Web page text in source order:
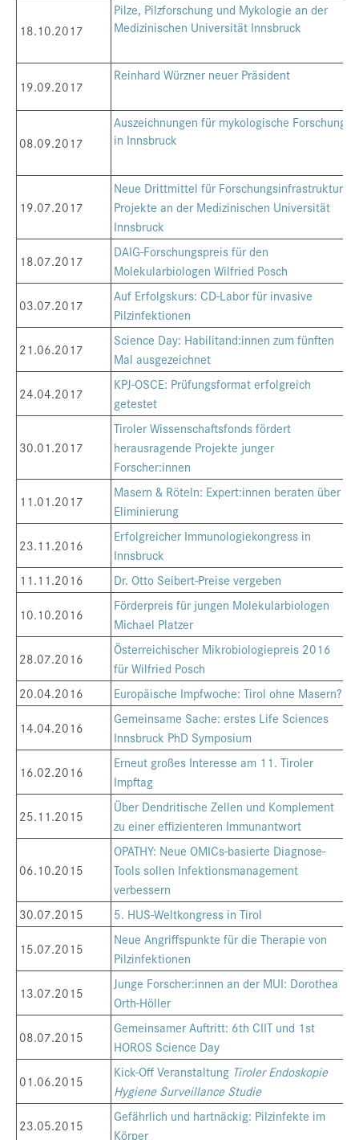
18.10.2017
Pilze, Pilzforschung und Mykologie an der
Medizinischen Universität Innsbruck
19.09.2017
Reinhard Würzner neuer Präsident
08.09.2017
Auszeichnungen für mykologische Forschung
in Innsbruck
19.07.2017
Neue Drittmittel für Forschungsinfrastruktur-
Projekte an der Medizinischen Universität
Innsbruck
18.07.2017
DAIG-Forschungspreis für den
Molekularbiologen Wilfried Posch
03.07.2017
Auf Erfolgskurs: CD-Labor für invasive
Pilzinfektionen
21.06.2017
Science Day: Habilitand:innen zum fünften
Mal ausgezeichnet
24.04.2017
KPJ-OSCE: Prüfungsformat erfolgreich
getestet
30.01.2017
Tiroler Wissenschaftsfonds fördert
herausragende Projekte junger
Forscher:innen
11.01.2017
Masern & Röteln: Expert:innen beraten über
Eliminierung
23.11.2016
Erfolgreicher Immunologiekongress in
Innsbruck
11.11.2016
Dr. Otto Seibert-Preise vergeben
10.10.2016
Förderpreis für jungen Molekularbiologen
Michael Platzer
28.07.2016
Österreichischer Mikrobiologiepreis 2016
für Wilfried Posch
20.04.2016
Europäische Impfwoche: Tirol ohne Masern?!
14.04.2016
Gemeinsame Sache: erstes Life Sciences
Innsbruck PhD Symposium
16.02.2016
Erneut großes Interesse am 11. Tiroler
Impftag
25.11.2015
Über Dendritische Zellen und Komplement
zu einer effizienteren Immunantwort
06.10.2015
OPATHY: Neue OMICs-basierte Diagnose-
Tools sollen Infektionsmanagement
verbessern
30.07.2015
5. HUS-Weltkongress in Tirol
15.07.2015
Neue Angriffspunkte für die Therapie von
Pilzinfektionen
13.07.2015
Junge Forscher:innen an der MUI: Dorothea
Orth-Höller
08.07.2015
Gemeinsamer Auftritt: 6th CIIT und 1st
HOROS Science Day
01.06.2015
Kick-Off Veranstaltung Tiroler Endoskopie
Hygiene Surveillance Studie
23.05.2015
Gefährlich und hartnäckig: Pilzinfekte im
Körper